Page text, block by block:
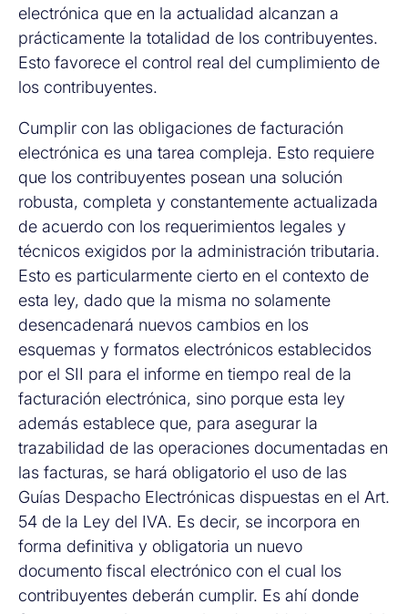
electrónica que en la actualidad alcanzan a
prácticamente la totalidad de los contribuyentes.
Esto favorece el control real del cumplimiento de
los contribuyentes.
Cumplir con las obligaciones de facturación
electrónica es una tarea compleja. Esto requiere
que los contribuyentes posean una solución
robusta, completa y constantemente actualizada
de acuerdo con los requerimientos legales y
técnicos exigidos por la administración tributaria.
Esto es particularmente cierto en el contexto de
esta ley, dado que la misma no solamente
desencadenará nuevos cambios en los
esquemas y formatos electrónicos establecidos
por el SII para el informe en tiempo real de la
facturación electrónica, sino porque esta ley
además establece que, para asegurar la
trazabilidad de las operaciones documentadas en
las facturas, se hará obligatorio el uso de las
Guías Despacho Electrónicas dispuestas en el Art.
54 de la Ley del IVA. Es decir, se incorpora en
forma definitiva y obligatoria un nuevo
documento fiscal electrónico con el cual los
contribuyentes deberán cumplir. Es ahí donde